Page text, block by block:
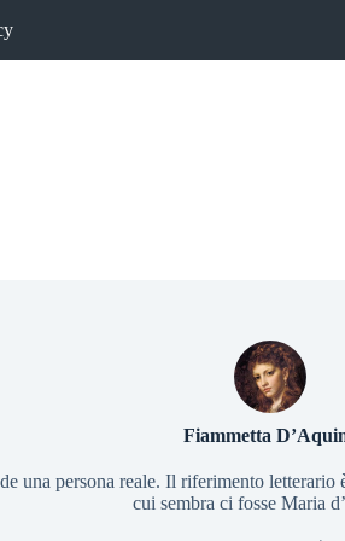
Fiammetta
una persona reale. Il riferimento
cui sembra ci fosse Maria